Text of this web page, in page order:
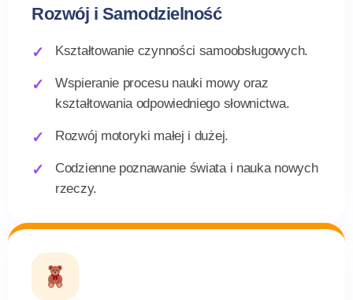
Rozwój i Samodzielność
Kształtowanie czynności samoobsługowych.
Wspieranie procesu nauki mowy oraz
kształtowania odpowiedniego słownictwa.
Rozwój motoryki małej i dużej.
Codzienne poznawanie świata i nauka nowych
rzeczy.